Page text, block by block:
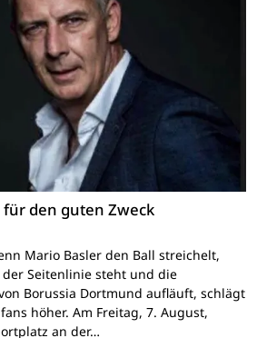
für den guten Zweck
Mario Basler den Ball streichelt,
Seitenlinie steht und die
Borussia Dortmund aufläuft, schlägt
höher. Am Freitag, 7. August,
an der…